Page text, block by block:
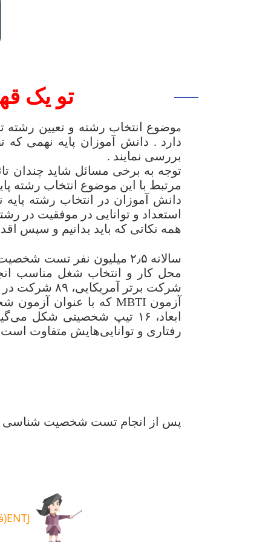
تو یک
موضوع انتخاب رشته و تعیین
دارد . دانش آموزان پایه نهمی که
بررسی نمایند .
توجه به برخی مسائل شاید چندان
مرتبط با این موضوع انتخاب رشته
دانش آموزان در انتخاب رشته
استعداد و توانایی در موفقیت در
همه نکاتی که باید بدانیم و سپس
سالانه ۲٫۵ میلیون نفر تست شخصیت شناسی
شرکت برتر آمریکایی، ۸۹ شرکت در آزمون‌های استخدامی خود از تست
ابعاد، ۱۶ تیپ شخصیتی
رفتاری و توانایی‌هایش متفاوت
پس از انجام تست شخصیت شناسی